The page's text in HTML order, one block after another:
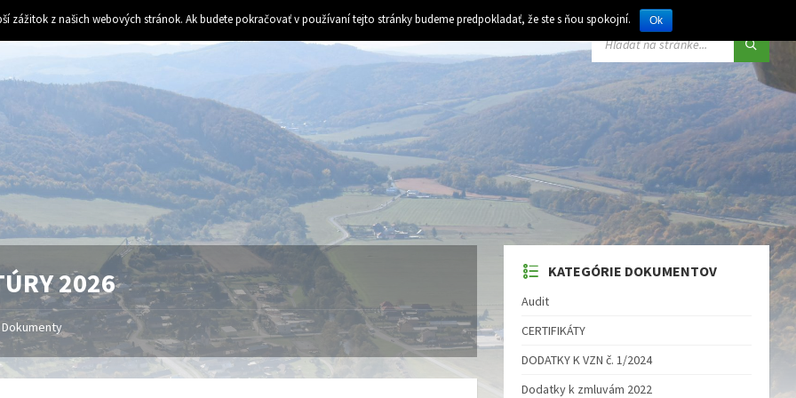
VYHĽADÁVANIE:
2026
Dokumenty
KATEGÓRIE DOKUMENTOV
Audit
CERTIFIKÁTY
DODATKY K VZN č. 1/2024
Dodatky k zmluvám 2022
zážitok z našich webových stránok. Ak budete pokračovať v používaní tejto stránky budeme predpokladať, že ste s ňou spokojní. Ok